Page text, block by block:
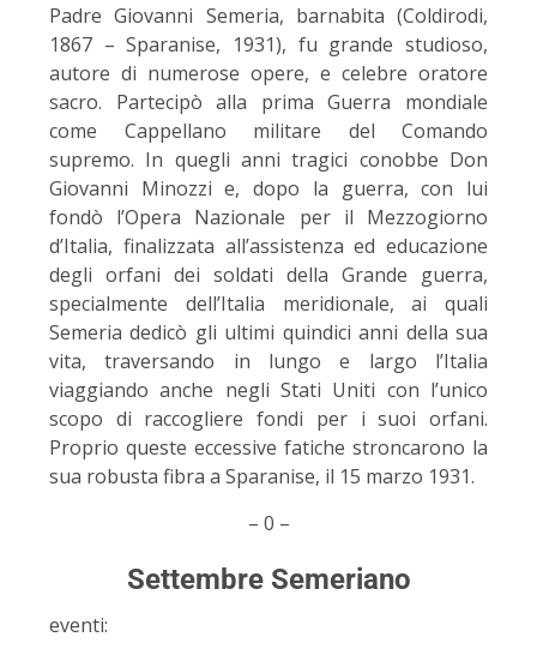
Padre Giovanni Semeria, barnabita (Coldirodi,
1867 – Sparanise, 1931), fu grande studioso,
autore di numerose opere, e celebre oratore
sacro. Partecipò alla prima Guerra mondiale
come Cappellano militare del Comando
supremo. In quegli anni tragici conobbe Don
Giovanni Minozzi e, dopo la guerra, con lui
fondò l’Opera Nazionale per il Mezzogiorno
d’Italia, finalizzata all’assistenza ed educazione
degli orfani dei soldati della Grande guerra,
specialmente dell’Italia meridionale, ai quali
Semeria dedicò gli ultimi quindici anni della sua
vita, traversando in lungo e largo l’Italia
viaggiando anche negli Stati Uniti con l’unico
scopo di raccogliere fondi per i suoi orfani.
Proprio queste eccessive fatiche stroncarono la
sua robusta fibra a Sparanise, il 15 marzo 1931.
– 0 –
Settembre Semeriano
eventi: